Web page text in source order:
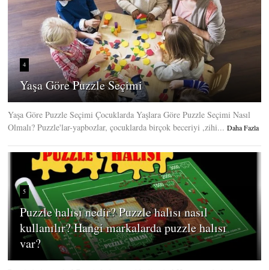
4
Yaşa Göre Puzzle Seçimi
Yaşa Göre Puzzle Seçimi Çocuklarda Yaşlara Göre Puzzle Seçimi Nasıl
Olmalı? Puzzle'lar-yapbozlar, çocuklarda birçok beceriyi ,zihi... Daha Fazla
5
Puzzle halısı nedir? Puzzle halısı nasıl
kullanılır? Hangi markalarda puzzle halısı
var?